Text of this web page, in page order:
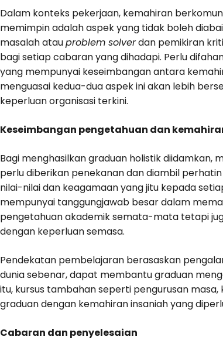
Dalam konteks pekerjaan, kemahiran
memimpin adalah aspek yang tidak boleh
masalah atauproblem solverdan pemikiran
bagi setiap cabaran yang dihadapi. Perlu
yang mempunyai keseimbangan antara
menguasai kedua-dua aspek ini akan lebih
keperluan organisasi terkini.
Keseimbangan pengetahuan dan
Bagi menghasilkan graduan holistik
perlu diberikan penekanan dan diambil
nilai-nilai dan keagamaan yang jitu kepada
mempunyai tanggungjawab besar dalam
pengetahuan akademik semata-mata tetapi
dengan keperluan semasa.
Pendekatan pembelajaran berasaskan
dunia sebenar, dapat membantu graduan
itu, kursus tambahan seperti pengurusan
graduan dengan kemahiran insaniah yang
Cabaran dan penyelesaian